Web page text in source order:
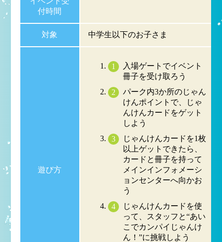
付時間
対象 中学生以下のお子さま
遊び方
入場ゲートでイベント
冊子を受け取ろう
パーク内3か所のじゃん
けんポイントで、じゃ
んけんカードをゲット
しよう
じゃんけんカードを1枚
以上ゲットできたら、
カードと冊子を持って
メインインフォメーシ
ョンセンターへ向かお
う
じゃんけんカードを使
って、スタッフと“あい
こでカンパイじゃんけ
ん！”に挑戦しよう